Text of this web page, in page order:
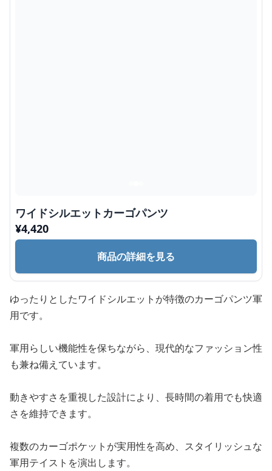
ワイドシルエットカーゴパンツ
¥4,420
商品の詳細を見る
ゆったりとしたワイドシルエットが特徴のカーゴパンツ軍
用です。
軍用らしい機能性を保ちながら、現代的なファッション性
も兼ね備えています。
動きやすさを重視した設計により、長時間の着用でも快適
さを維持できます。
複数のカーゴポケットが実用性を高め、スタイリッシュな
軍用テイストを演出します。